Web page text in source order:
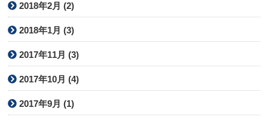
2018年2月 (2)
2018年1月 (3)
2017年11月 (3)
2017年10月 (4)
2017年9月 (1)